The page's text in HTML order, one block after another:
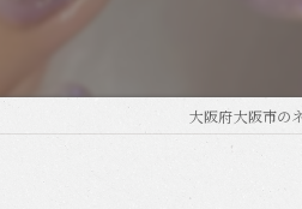
大阪府大阪市の